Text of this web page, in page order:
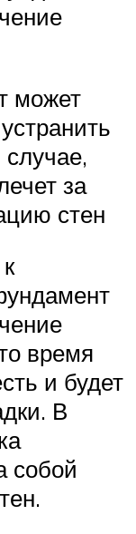
может
за
стен
время
и будет
В
собой